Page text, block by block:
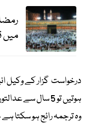
میں
درخواست گزار کے وکیل
ہوتیں تو 5 سال سے
وہ ترجمہ رائج ہو سکتا